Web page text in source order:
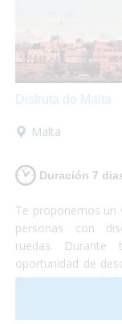
Disfruta de Malta
Malta
Duración 7
Te proponemos un
personas con
ruedas.
oportunidad de
de Europa y
perfectamente
principales